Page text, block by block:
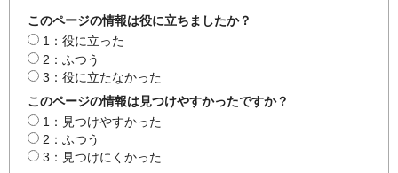
このページの情報は役に立ちましたか？
1：役に立った
2：ふつう
3：役に立たなかった
このページの情報は見つけやすかったですか？
1：見つけやすかった
2：ふつう
3：見つけにくかった